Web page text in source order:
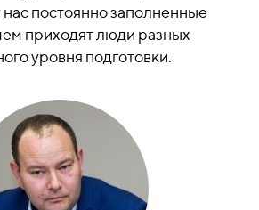
постоянно заполненные
приходят люди разных
уровня подготовки.